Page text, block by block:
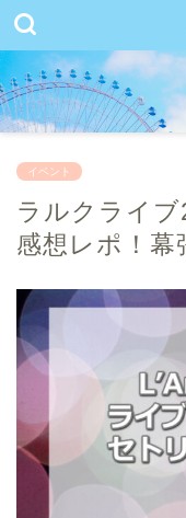
イベント
ラルクライ
感想レポ！幕